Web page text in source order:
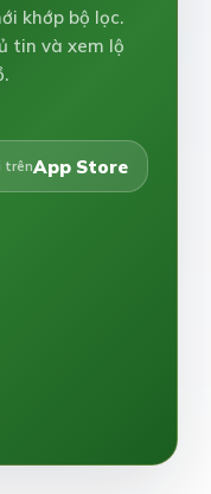
khớp bộ lọc.
tin và xem lộ
trênApp Store